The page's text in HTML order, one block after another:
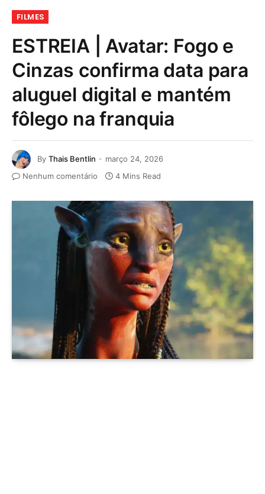
FILMES
ESTREIA | Avatar: Fogo e
Cinzas confirma data para
aluguel digital e mantém
fôlego na franquia
By Thais Bentlin
março 24, 2026
Nenhum comentário
4 Mins Read